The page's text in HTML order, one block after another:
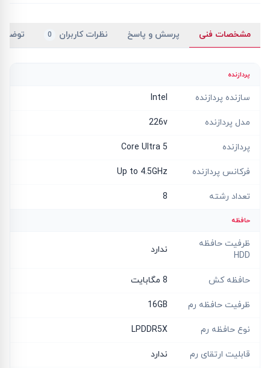
مشخصات فنی پرسش و پاسخ نظرات کاربران 0
پردازنده
سازنده پردازنده Intel
مدل پردازنده 226v
پردازنده Core Ultra 5
فرکانس پردازنده Up to 4.5GHz
تعداد رشته 8
حافظه
ظرفیت حافظه
HDD
ندارد
حافظه کش 8 مگابایت
ظرفیت حافظه رم 16GB
نوع حافظه رم LPDDR5X
قابلیت ارتقای رم ندارد